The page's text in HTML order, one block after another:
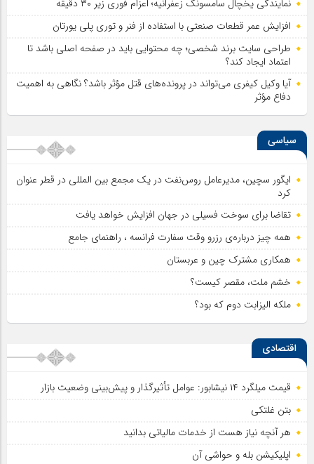
نمایندگی یخچال سامسونگ زعفرانیه؛ اعزام فوری زیر ۳۰ دقیقه
افزایش عمر قطعات صنعتی با استفاده از فنر و توری پلی یورتان
طراحی سایت برند شخصی؛ چه محتوایی باید در صفحه اصلی باشد تا
اعتماد ایجاد کند؟
آیا وکیل کیفری می‌تواند در پرونده‌های قتل مؤثر باشد؟ نگاهی به اهمیت
دفاع مؤثر
سیاسی
ایگور سچین، مدیرعامل روس‌نفت در یک مجمع بین المللی در قطر عنوان
کرد
تقاضا برای سوخت فسیلی در جهان افزایش خواهد یافت
همه چیز درباره‌ی رزرو وقت سفارت فرانسه ، راهنمای جامع
همکاری مشترک چین و عربستان
خشم ملت، مقصر کیست؟
ملکه الیزابت دوم که بود؟
اقتصادی
قیمت میلگرد ۱۴ نیشابور: عوامل تأثیرگذار و پیش‌بینی وضعیت بازار
بتن غلتکی
هر آنچه نیاز هست از خدمات مالیاتی بدانید
اپلیکیشن بله و حواشی آن